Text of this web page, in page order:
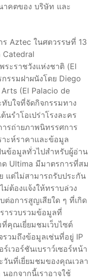
าคตของ บริษัท และ
ร Aztec ในศตวรรษที่ 13
Catedral
ระราชวังแห่งชาติ (El
รรมฝาผนังโดย Diego
(El Palacio de
บใจที่จัดกิจกรรมทาง
รำโอเปร่าโรงละคร
รถ่ายภาพนิทรรศการ
าะห์ราคาและข้อมูล
ข้อมูลทั่วไปสำหรับผู้อ่าน
Ultima มีมาตรการที่สม
แต่ไม่สามารถรับประกัน
ม่ต้องแจ้งให้ทราบล่วง
อการสูญเสียใด ๆ ที่เกิด
ารวบรวมข้อมูลที่
ที่คุณเยี่ยมชมเว็บไซต์
วมถึงข้อมูลเช่นที่อยู่ IP
เวอร์ชันเบราว์เซอร์หน้า
วันที่เยี่ยมชมของคุณเวลา
อกจากนี้เราอาจใช้